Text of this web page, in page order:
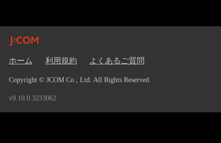
ホーム 利用規約 よくあるご質問
Copyright © JCOM Co., Ltd. All Rights Reserved.
v9.10.0.3233062